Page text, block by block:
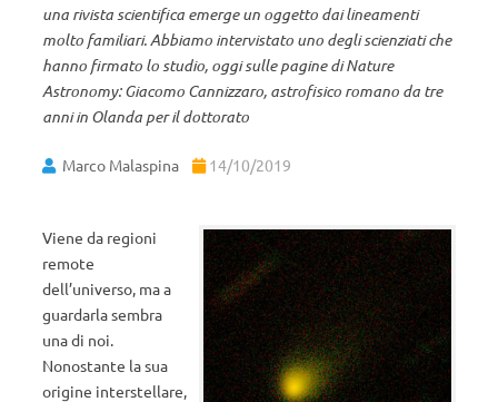
una rivista scientifica emerge un oggetto dai lineamenti
molto familiari. Abbiamo intervistato uno degli scienziati che
hanno firmato lo studio, oggi sulle pagine di Nature
Astronomy: Giacomo Cannizzaro, astrofisico romano da tre
anni in Olanda per il dottorato
Marco Malaspina 14/10/2019
Viene da regioni
remote
dell’universo, ma a
guardarla sembra
una di noi.
Nonostante la sua
origine interstellare,